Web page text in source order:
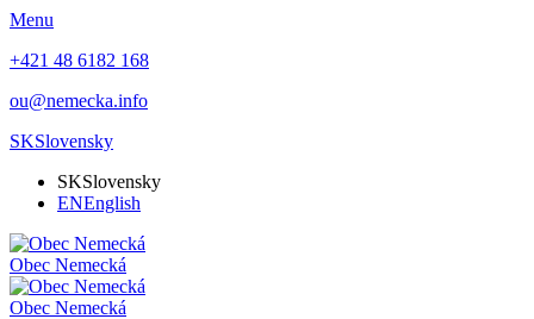
Menu
+421 48 6182 168
ou@nemecka.info
SKSlovensky
SKSlovensky
ENEnglish
Obec Nemecká
Obec Nemecká